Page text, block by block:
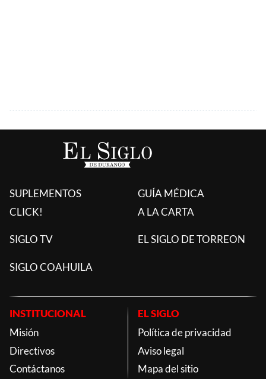
SUPLEMENTOS
CLICK!
GUÍA MÉDICA
A LA CARTA
SIGLO TV EL SIGLO DE TORREON
SIGLO COAHUILA
INSTITUCIONAL
Misión
Directivos
Contáctanos
EL SIGLO
Política de privacidad
Aviso legal
Mapa del sitio